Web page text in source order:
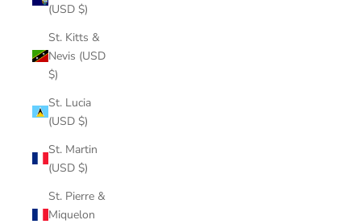
(USD $)
St. Kitts &
Nevis (USD
$)
St. Lucia
(USD $)
St. Martin
(USD $)
St. Pierre &
Miquelon